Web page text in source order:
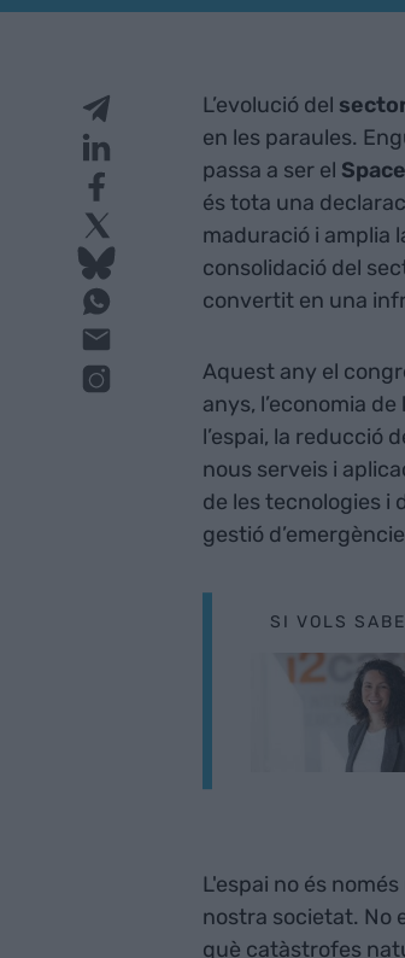
L’evolució del
en les paraules.
passa a ser el
és tota una
maduració i amplia
consolidació del
convertit en una
Aquest any el
anys, l’economia
l’espai, la reducció
nous serveis i
de les tecnologies i
gestió
SI VOLS
L'espai no és
nostra societat. No
què catàstrofes